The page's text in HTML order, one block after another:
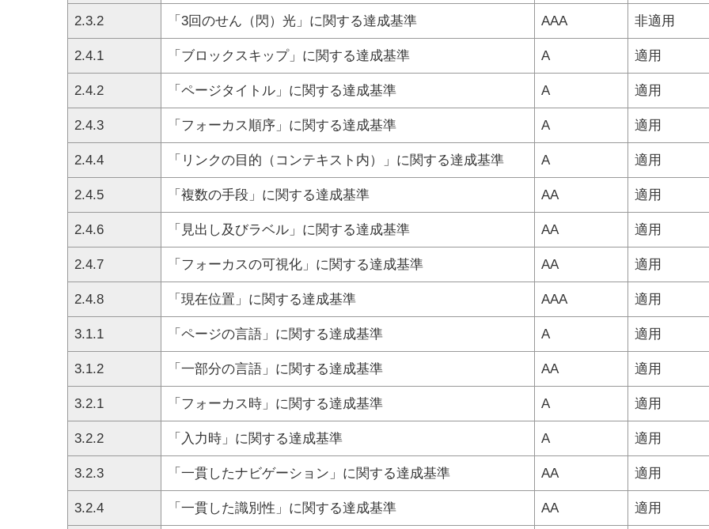
2.3.2 「3回のせん（閃）光」に関する達成基準 AAA 非適用
2.4.1 「ブロックスキップ」に関する達成基準 A 適用
2.4.2 「ページタイトル」に関する達成基準 A 適用
2.4.3 「フォーカス順序」に関する達成基準 A 適用
2.4.4 「リンクの目的（コンテキスト内）」に関する達成基準 A 適用
2.4.5 「複数の手段」に関する達成基準 AA 適用
2.4.6 「見出し及びラベル」に関する達成基準 AA 適用
2.4.7 「フォーカスの可視化」に関する達成基準 AA 適用
2.4.8 「現在位置」に関する達成基準 AAA 適用
3.1.1 「ページの言語」に関する達成基準 A 適用
3.1.2 「一部分の言語」に関する達成基準 AA 適用
3.2.1 「フォーカス時」に関する達成基準 A 適用
3.2.2 「入力時」に関する達成基準 A 適用
3.2.3 「一貫したナビゲーション」に関する達成基準 AA 適用
3.2.4 「一貫した識別性」に関する達成基準 AA 適用